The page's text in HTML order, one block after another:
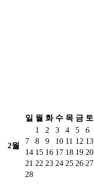
2월
일 월 화 수 목 금 토
1
2 3 4 5
6
7
8 9 10 11 12 13
14 15 16 17 18 19 20
21 22 23 24 25 26 27
28